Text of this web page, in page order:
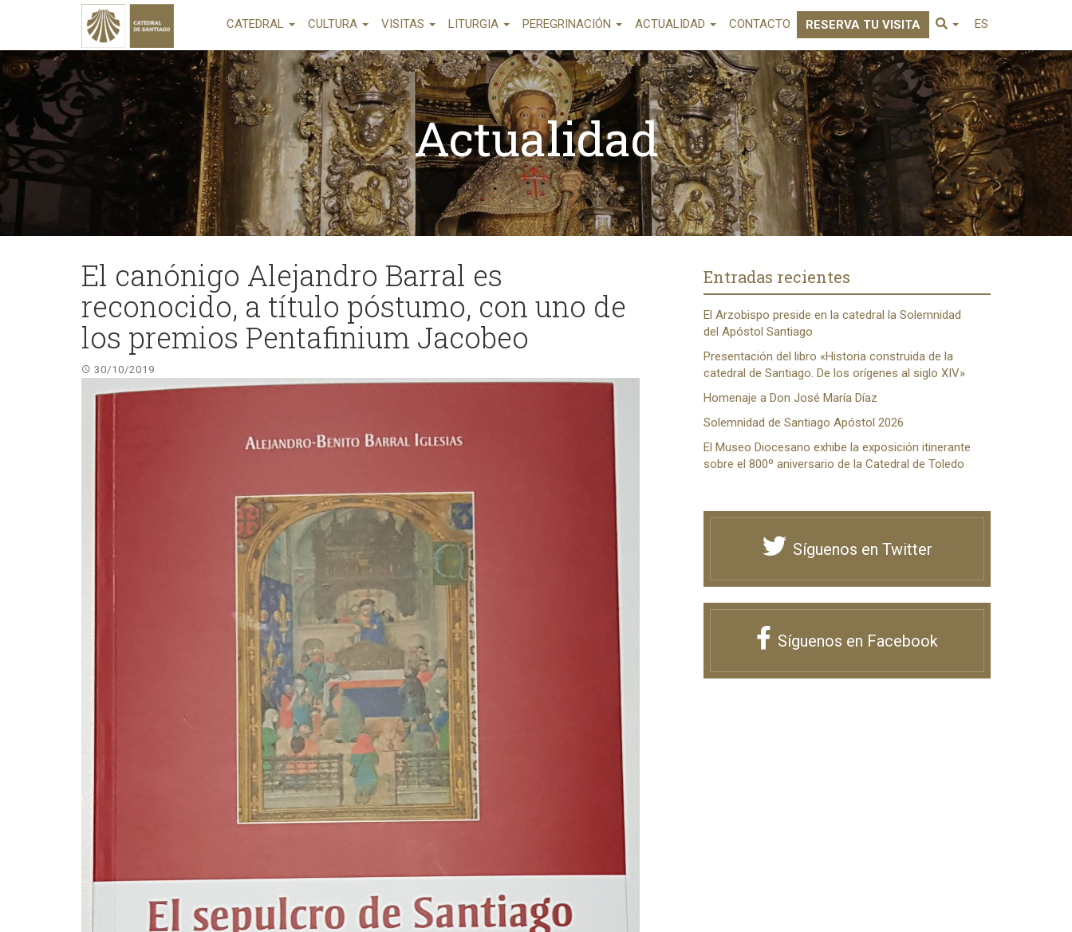
CATEDRAL CULTURA VISITAS LITURGIA PEREGRINACIÓN ACTUALIDAD CONTACTO RESERVA TU VISITA ES
Actualidad
El canónigo Alejandro Barral es
reconocido, a título póstumo, con uno de
los premios Pentafinium Jacobeo
30/10/2019
Entradas recientes
El Arzobispo preside en la catedral la Solemnidad
del Apóstol Santiago
Presentación del libro «Historia construida de la
catedral de Santiago. De los orígenes al siglo XIV»
Homenaje a Don José María Díaz
Solemnidad de Santiago Apóstol 2026
El Museo Diocesano exhibe la exposición itinerante
sobre el 800º aniversario de la Catedral de Toledo
Síguenos en Twitter
Síguenos en Facebook